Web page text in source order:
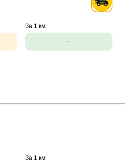
За 1 км
--
За 1 км